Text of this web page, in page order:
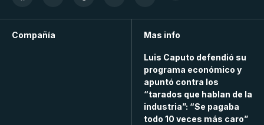
Compañía Mas info
Luis Caputo defendió su
programa económico y
apuntó contra los
“tarados que hablan de la
industria”: “Se pagaba
todo 10 veces más caro”